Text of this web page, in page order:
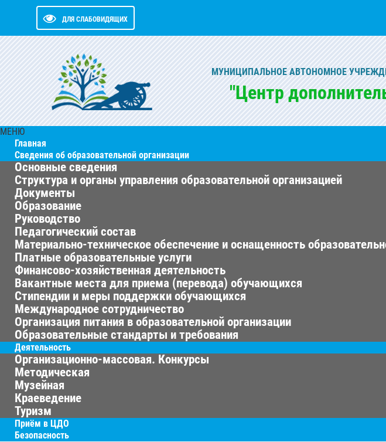
ДЛЯ СЛАБОВИДЯЩИХ
МУНИЦИПАЛЬНОЕ АВТОНОМНОЕ
"Центр
МЕНЮ
Главная
Сведения об образовательной организации
Основные сведения
Структура и органы управления образовательной организацией
Документы
Образование
Руководство
Педагогический состав
Материально-техническое обеспечение и оснащенность
Платные образовательные услуги
Финансово-хозяйственная деятельность
Вакантные места для приема (перевода) обучающихся
Стипендии и меры поддержки обучающихся
Международное сотрудничество
Организация питания в образовательной организации
Образовательные стандарты и требования
Деятельность
Организационно-массовая. Конкурсы
Методическая
Музейная
Краеведение
Туризм
Приём в ЦДО
Безопасность